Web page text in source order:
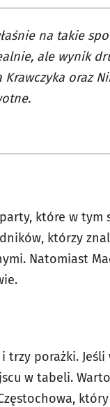
na takie
ale wynik
Krawczyka oraz
które w
którzy
Natomiast
porażki. Jeśli
w tabeli.